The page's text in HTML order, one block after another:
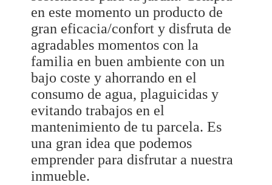
en este momento un producto de
gran eficacia/confort y disfruta de
agradables momentos con la
familia en buen ambiente con un
bajo coste y ahorrando en el
consumo de agua, plaguicidas y
evitando trabajos en el
mantenimiento de tu parcela. Es
una gran idea que podemos
emprender para disfrutar a nuestra
inmueble.